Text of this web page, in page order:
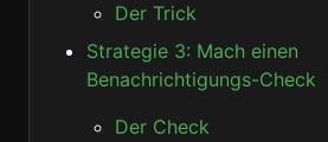
Der Trick
Strategie 3: Mach einen
Benachrichtigungs-Check
Der Check